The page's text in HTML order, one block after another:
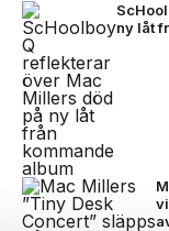
ny låt